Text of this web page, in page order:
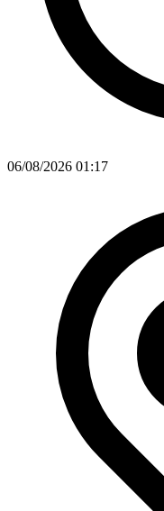
06/08/2026 01:17